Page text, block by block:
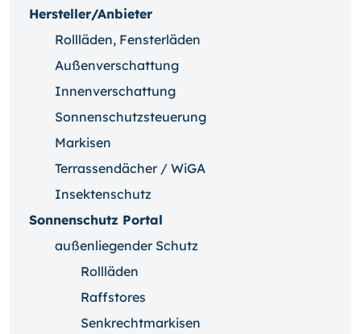
Hersteller/Anbieter
Rollläden, Fensterläden
Außenverschattung
Innenverschattung
Sonnenschutzsteuerung
Markisen
Terrassendächer / WiGA
Insektenschutz
Sonnenschutz Portal
außenliegender Schutz
Rollläden
Raffstores
Senkrechtmarkisen